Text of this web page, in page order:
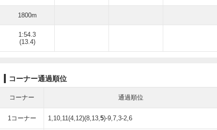
1800m
1:54.3
(13.4)
コーナー通過順位
コーナー 通過順位
1コーナー 1,10,11(4,12)(8,13,5)-9,7,3-2,6